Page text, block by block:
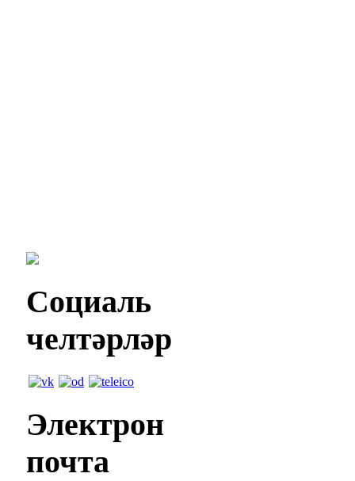
Социаль
челтәрләр
Электрон
почта